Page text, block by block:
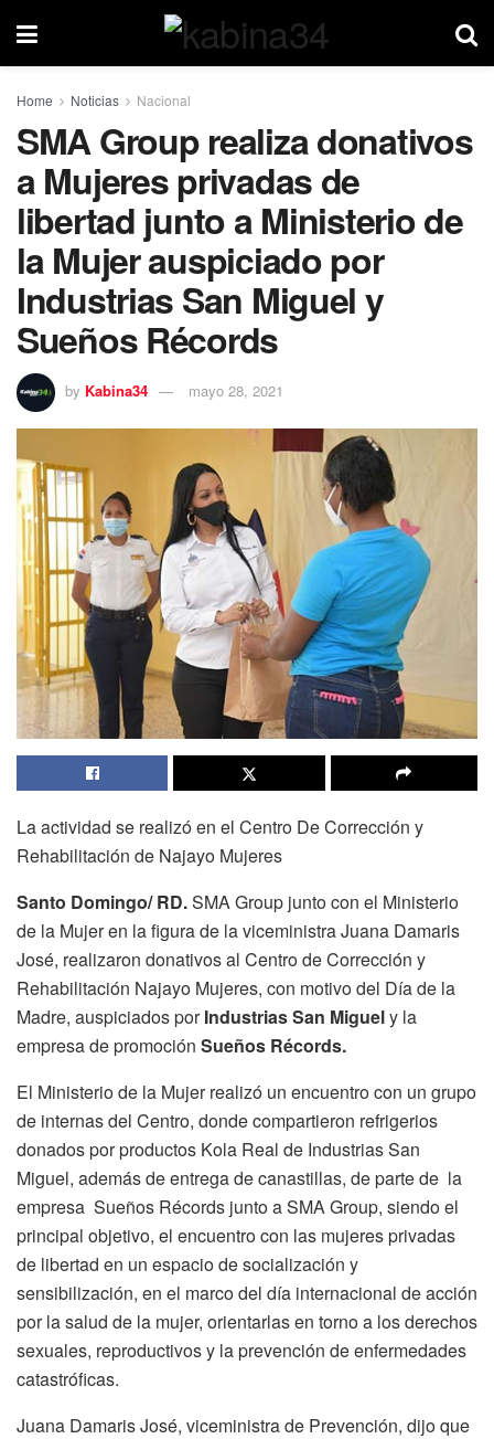
Home Noticias Nacional
SMA Group realiza donativos
a Mujeres privadas de
libertad junto a Ministerio de
la Mujer auspiciado por
Industrias San Miguel y
Sueños Récords
by Kabina34 mayo 28, 2021
La actividad se realizó en el Centro De Corrección y
Rehabilitación de Najayo Mujeres
Santo Domingo/ RD.SMA Group junto con el Ministerio
de la Mujer en la figura de la viceministra Juana Damaris
José, realizaron donativos al Centro de Corrección y
Rehabilitación Najayo Mujeres, con motivo del Día de la
Madre, auspiciados porIndustrias San Miguely la
empresa de promoción Sueños Récords.
El Ministerio de la Mujer realizó un encuentro con un grupo
de internas del Centro, donde compartieron refrigerios
donados por productos Kola Real de Industrias San
Miguel, además de entrega de canastillas, de parte de la
empresa Sueños Récords junto a SMA Group, siendo el
principal objetivo, el encuentro con las mujeres privadas
de libertad en un espacio de socialización y
sensibilización, en el marco del día internacional de acción
por la salud de la mujer, orientarlas en torno a los derechos
sexuales, reproductivos y la prevención de enfermedades
catastróficas.
Juana Damaris José, viceministra de Prevención, dijo que